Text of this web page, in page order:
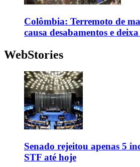
Colômbia: Terremoto de
causa desabamentos e
WebStories
Senado rejeitou apenas 5
STF até hoje